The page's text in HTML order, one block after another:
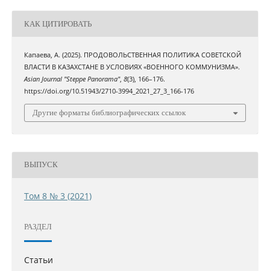
КАК ЦИТИРОВАТЬ
Капаева, А. (2025). ПРОДОВОЛЬСТВЕННАЯ ПОЛИТИКА СОВЕТСКОЙ
ВЛАСТИ В КАЗАХСТАНЕ В УСЛОВИЯХ «ВОЕННОГО КОММУНИЗМА».
Asian Journal "Steppe Panorama", 8(3), 166–176.
https://doi.org/10.51943/2710-3994_2021_27_3_166-176
Другие форматы библиографических ссылок
ВЫПУСК
Том 8 № 3 (2021)
РАЗДЕЛ
Статьи